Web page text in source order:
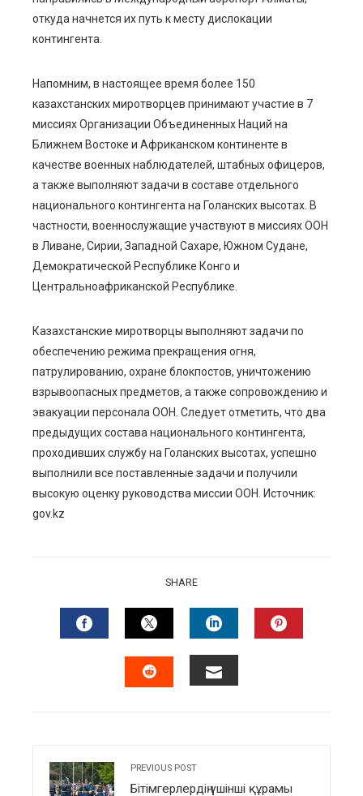
откуда начнется их путь к месту дислокации
контингента.
Напомним, в настоящее время более 150
казахстанских миротворцев принимают участие в 7
миссиях Организации Объединенных Наций на
Ближнем Востоке и Африканском континенте в
качестве военных наблюдателей, штабных офицеров,
а также выполняют задачи в составе отдельного
национального контингента на Голанских высотах. В
частности, военнослужащие участвуют в миссиях ООН
в Ливане, Сирии, Западной Сахаре, Южном Судане,
Демократической Республике Конго и
Центральноафриканской Республике.
Казахстанские миротворцы выполняют задачи по
обеспечению режима прекращения огня,
патрулированию, охране блокпостов, уничтожению
взрывоопасных предметов, а также сопровождению и
эвакуации персонала ООН. Следует отметить, что два
предыдущих состава национального контингента,
проходивших службу на Голанских высотах, успешно
выполнили все поставленные задачи и получили
высокую оценку руководства миссии ООН. Источник:
gov.kz
SHARE
FACEBOOKTWITTERLINKEDIN
PREVIOUS POST
Бітімгерлердің үшінші құрамы